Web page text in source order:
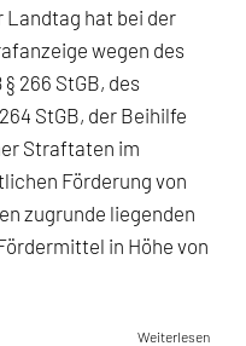
Landtag hat bei der
wegen des
266 StGB, des
StGB, der Beihilfe
Straftaten im
Förderung von
zugrunde liegenden
in Höhe von
Weiterlesen